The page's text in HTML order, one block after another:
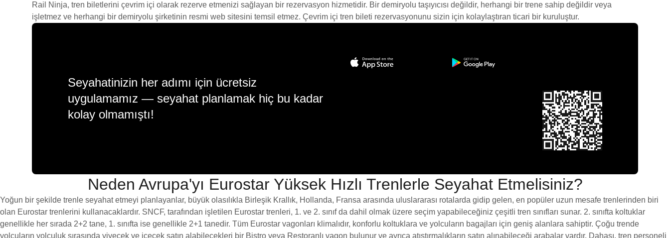
Rail Ninja, tren biletlerini çevrim içi olarak rezerve etmenizi sağlayan bir rezervasyon hizmetidir. Bir demiryolu taşıyıcısı değildir, herhangi bir trene sahip değildir veya
işletmez ve herhangi bir demiryolu şirketinin resmi web sitesini temsil etmez. Çevrim içi tren bileti rezervasyonunu sizin için kolaylaştıran ticari bir kuruluştur.
Seyahatinizin her adımı için ücretsiz
uygulamamız — seyahat planlamak hiç bu kadar
kolay olmamıştı!
Neden Avrupa'yı Eurostar Yüksek Hızlı Trenlerle Seyahat Etmelisiniz?
Yoğun bir şekilde trenle seyahat etmeyi planlayanlar, büyük olasılıkla Birleşik Krallık, Hollanda, Fransa arasında uluslararası rotalarda gidip gelen, en popüler uzun mesafe trenlerinden biri
olan Eurostar trenlerini kullanacaklardır. SNCF, tarafından işletilen Eurostar trenleri, 1. ve 2. sınıf da dahil olmak üzere seçim yapabileceğiniz çeşitli tren sınıfları sunar. 2. sınıfta koltuklar
genellikle her sırada 2+2 tane, 1. sınıfta ise genellikle 2+1 tanedir. Tüm Eurostar vagonları klimalıdır, konforlu koltuklara ve yolcuların bagajları için geniş alanlara sahiptir. Çoğu trende
yolcuların yolculuk sırasında yiyecek ve içecek satın alabilecekleri bir Bistro veya Restoranlı vagon bulunur ve ayrıca atıştırmalıkların satın alınabileceği arabalar vardır. Dahası, tren personeli